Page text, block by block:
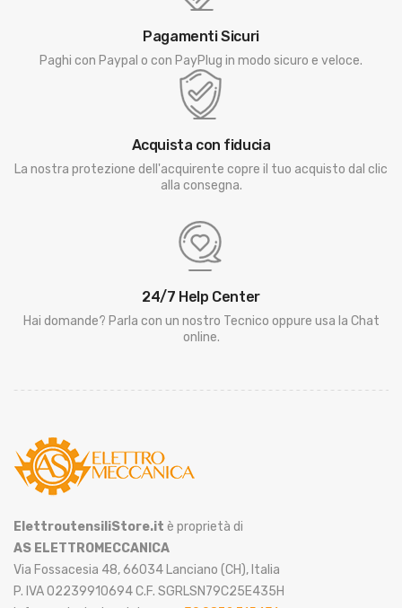
Pagamenti Sicuri
Paghi con Paypal o con PayPlug in modo sicuro e veloce.
Acquista con fiducia
La nostra protezione dell'acquirente copre il tuo acquisto dal clic
alla consegna.
24/7 Help Center
Hai domande? Parla con un nostro Tecnico oppure usa la Chat
online.
ElettroutensiliStore.it è proprietà di
AS ELETTROMECCANICA
Via Fossacesia 48, 66034 Lanciano (CH), Italia
P. IVA 02239910694 C.F. SGRLSN79C25E435H